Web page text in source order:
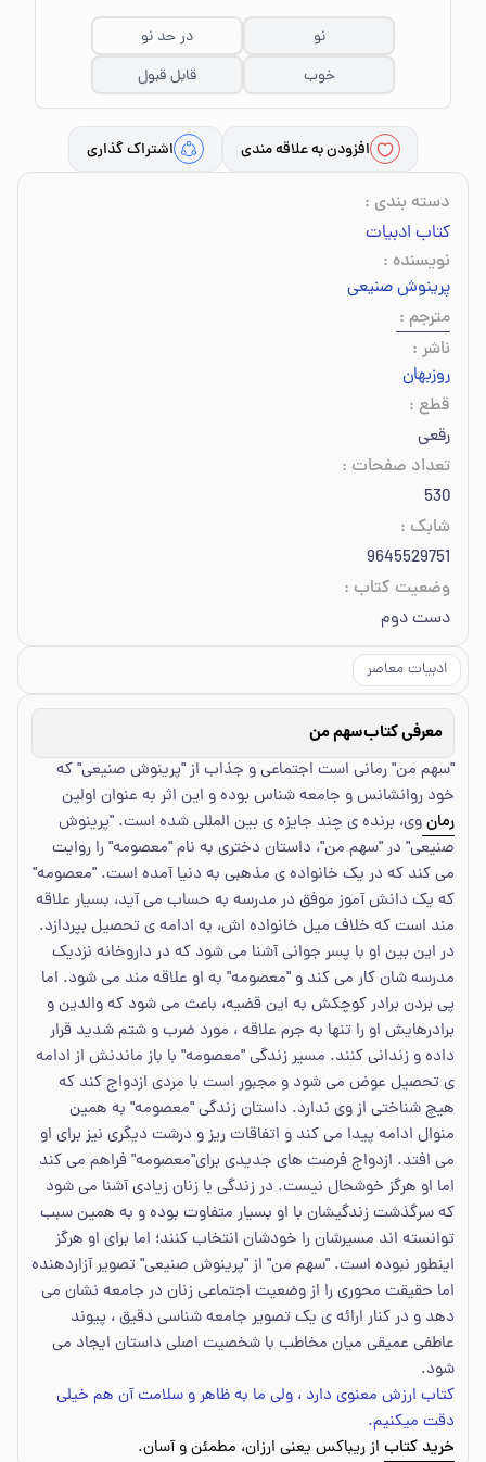
نو
در حد نو
خوب
قابل قبول
افزودن به علاقه مندی اشتراک گذاری
دسته بندی :
کتاب ادبیات
نویسنده :
پرینوش صنیعی
مترجم :
ناشر :
روزبهان
قطع :
رقعی
تعداد صفحات :
530
شابک :
9645529751
وضعیت کتاب :
دست دوم
ادبیات معاصر
معرفی کتابسهم من
"سهم من" رمانی است اجتماعی و جذاب از "پرینوش صنیعی" که
خود روانشانس و جامعه شناس بوده و این اثر به عنوان اولین
رمانوی، برنده ی چند جایزه ی بین المللی شده است. "پرینوش
صنیعی" در "سهم من"، داستان دختری به نام "معصومه" را روایت
می کند که در یک خانواده ی مذهبی به دنیا آمده است. "معصومه"
که یک دانش آموز موفق در مدرسه به حساب می آید، بسیار علاقه
مند است که خلاف میل خانواده اش، به ادامه ی تحصیل بپردازد.
در این بین او با پسر جوانی آشنا می شود که در داروخانه نزدیک
مدرسه شان کار می کند و "معصومه" به او علاقه مند می شود. اما
پی بردن برادر کوچکش به این قضیه، باعث می شود که والدین و
برادرهایش او را تنها به جرم علاقه ، مورد ضرب و شتم شدید قرار
داده و زندانی کنند. مسیر زندگی "معصومه" با باز ماندنش از ادامه
ی تحصیل عوض می شود و مجبور است با مردی ازدواج کند که
هیچ شناختی از وی ندارد. داستان زندگی "معصومه" به همین
منوال ادامه پیدا می کند و اتفاقات ریز و درشت دیگری نیز برای او
می افتد. ازدواج فرصت های جدیدی برای"معصومه" فراهم می کند
اما او هرگز خوشحال نیست. در زندگی با زنان زیادی آشنا می شود
که سرگذشت زندگیشان با او بسیار متفاوت بوده و به همین سبب
توانسته اند مسیرشان را خودشان انتخاب کنند؛ اما برای او هرگز
اینطور نبوده است. "سهم من" از "پرینوش صنیعی" تصویر آزاردهنده
اما حقیقت محوری را از وضعیت اجتماعی زنان در جامعه نشان می
دهد و در کنار ارائه ی یک تصویر جامعه شناسی دقیق ، پیوند
عاطفی عمیقی میان مخاطب با شخصیت اصلی داستان ایجاد می
شود.
کتاب ارزش معنوی دارد ، ولی ما به ظاهر و سلامت آن هم خیلی
دقت میکنیم.
خرید کتاب از ریباکس یعنی ارزان، مطمئن و آسان.